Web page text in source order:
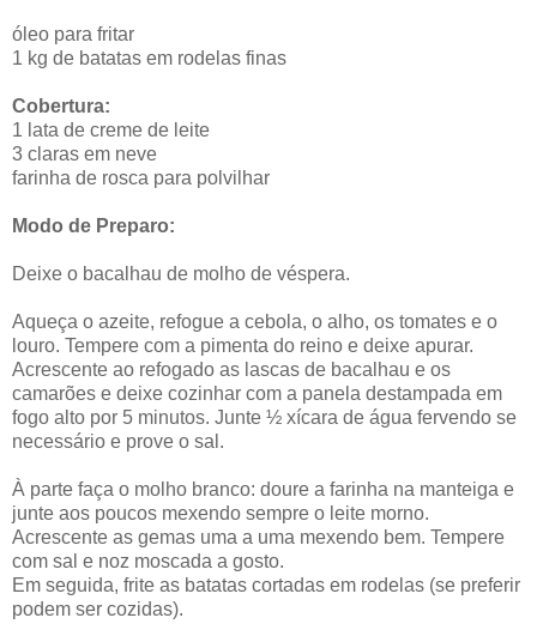
óleo para fritar
1 kg de batatas em rodelas finas
Cobertura:
1 lata de creme de leite
3 claras em neve
farinha de rosca para polvilhar
Modo de Preparo:
Deixe o bacalhau de molho de véspera.
Aqueça o azeite, refogue a cebola, o alho, os tomates e o
louro. Tempere com a pimenta do reino e deixe apurar.
Acrescente ao refogado as lascas de bacalhau e os
camarões e deixe cozinhar com a panela destampada em
fogo alto por 5 minutos. Junte ½ xícara de água fervendo se
necessário e prove o sal.
À parte faça o molho branco: doure a farinha na manteiga e
junte aos poucos mexendo sempre o leite morno.
Acrescente as gemas uma a uma mexendo bem. Tempere
com sal e noz moscada a gosto.
Em seguida, frite as batatas cortadas em rodelas (se preferir
podem ser cozidas).